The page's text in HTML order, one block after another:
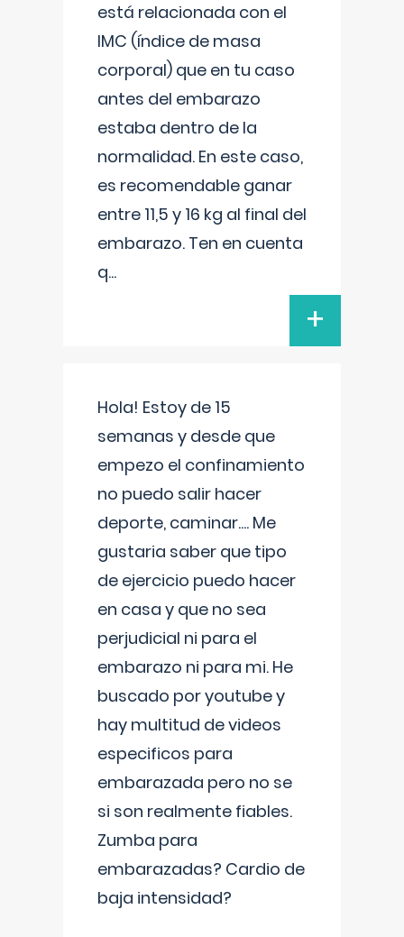
está relacionada con el
IMC (índice de masa
corporal) que en tu caso
antes del embarazo
estaba dentro de la
normalidad. En este caso,
es recomendable ganar
entre 11,5 y 16 kg al final del
embarazo. Ten en cuenta
q...
+
Hola! Estoy de 15
semanas y desde que
empezo el confinamiento
no puedo salir hacer
deporte, caminar.... Me
gustaria saber que tipo
de ejercicio puedo hacer
en casa y que no sea
perjudicial ni para el
embarazo ni para mi. He
buscado por youtube y
hay multitud de videos
especificos para
embarazada pero no se
si son realmente fiables.
Zumba para
embarazadas? Cardio de
baja intensidad?